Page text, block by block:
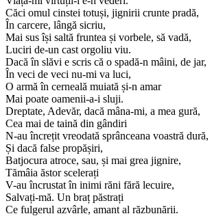
Căci omul cinstei totuși, jignirii crunte pradă,
În carcere, lângă sicriu,
Mai sus își saltă fruntea și vorbele, să vadă,
Luciri de-un cast orgoliu viu.
Dacă în slăvi e scris că o spadă-n mâini, de jar,
În veci de veci nu-mi va luci,
O armă în cerneală muiată și-n amar
Mai poate oamenii-a-i sluji.
Dreptate, Adevăr, dacă mâna-mi, a mea gură,
Cea mai de taină din gândiri
N-au încrețit vreodată sprânceana voastră dură,
Și dacă false propășiri,
Batjocura atroce, sau, și mai grea jignire,
Tămâia ăstor scelerați
V-au încrustat în inimi răni fără lecuire,
Salvați-mă. Un braț păstrați
Ce fulgerul azvârle, amant al răzbunării.